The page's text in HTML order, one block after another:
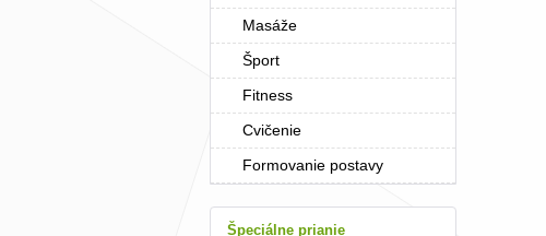
Masáže
Šport
Fitness
Cvičenie
Formovanie postavy
Špeciálne prianie